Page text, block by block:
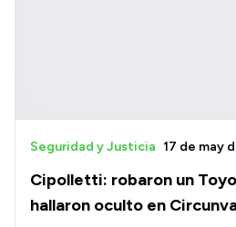
Cipolletti: robaron un
hallaron oculto en
Seguridad y Justicia 17 de may